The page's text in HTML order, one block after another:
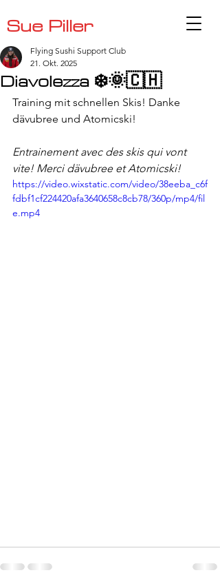
Sue Piller
Diavolezza ❄️🌞🇨🇭
Flying Sushi Support Club
21. Okt. 2025
Training mit schnellen Skis! Danke
dävubree und Atomicski!
Entrainement avec des skis qui vont
vite! Merci dävubree et Atomicski!
https://video.wixstatic.com/video/38eeba_c6f
fdbf1cf224420afa3640658c8cb78/360p/mp4/fil
e.mp4